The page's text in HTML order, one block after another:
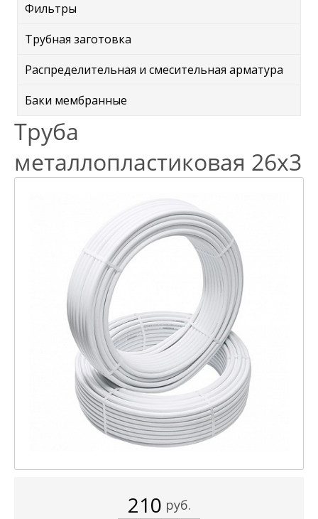
Фильтры
Трубная заготовка
Распределительная и смесительная арматура
Баки мембранные
Труба
металлопластиковая 26х3
210 руб.